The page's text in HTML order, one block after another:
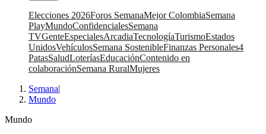
Elecciones 2026Foros SemanaMejor ColombiaSemana
PlayMundoConfidencialesSemana
TVGenteEspecialesArcadiaTecnologíaTurismoEstados
UnidosVehículosSemana SostenibleFinanzas Personales4
PatasSaludLoteríasEducaciónContenido en
colaboraciónSemana RuralMujeres
Semana|
Mundo
Mundo